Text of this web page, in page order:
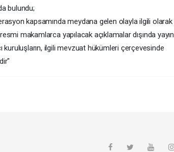
bulundu;
kapsamında meydana gelen olayla ilgili olarak
makamlarca yapılacak açıklamalar dışında yayın
kuruluşların, ilgili mevzuat hükümleri çerçevesinde